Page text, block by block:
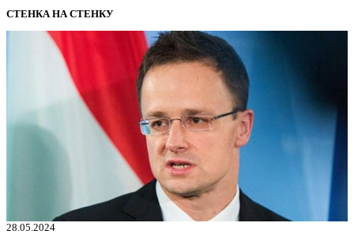
СТЕНКА НА СТЕНКУ
28.05.2024